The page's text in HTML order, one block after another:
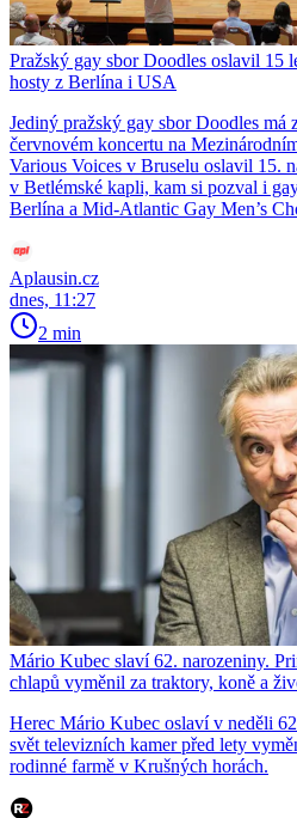
Pražský gay sbor Doodles oslavil 15
hosty z Berlína i USA
Jediný pražský gay sbor Doodles má
červnovém koncertu na
Various Voices v Bruselu oslavil 15.
v Betlémské kapli, kam si pozval i
Berlína a Mid-Atlantic Gay Men’s
Aplausin.cz
dnes, 11:27
2 min
Mário Kubec slaví 62. narozeniny.
chlapů vyměnil za traktory, koně a
Herec Mário Kubec oslaví v neděli
svět televizních kamer před lety
rodinné farmě v Krušných horách.